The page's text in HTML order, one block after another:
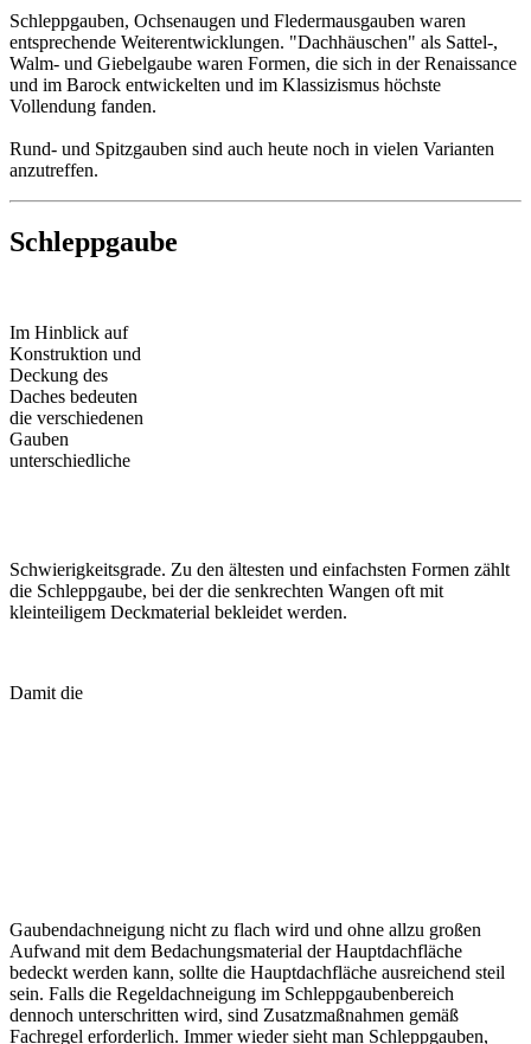
Schleppgauben, Ochsenaugen und Fledermausgauben waren
entsprechende Weiterentwicklungen. "Dachhäuschen" als Sattel-,
Walm- und Giebelgaube waren Formen, die sich in der Renaissance
und im Barock entwickelten und im Klassizismus höchste
Vollendung fanden.
Rund- und Spitzgauben sind auch heute noch in vielen Varianten
anzutreffen.
Schleppgaube
Im Hinblick auf
Konstruktion und
Deckung des
Daches bedeuten
die verschiedenen
Gauben
unterschiedliche
Schwierigkeitsgrade. Zu den ältesten und einfachsten Formen zählt
die Schleppgaube, bei der die senkrechten Wangen oft mit
kleinteiligem Deckmaterial bekleidet werden.
Damit die
Gaubendachneigung nicht zu flach wird und ohne allzu großen
Aufwand mit dem Bedachungsmaterial der Hauptdachfläche
bedeckt werden kann, sollte die Hauptdachfläche ausreichend steil
sein. Falls die Regeldachneigung im Schleppgaubenbereich
dennoch unterschritten wird, sind Zusatzmaßnahmen gemäß
Fachregel erforderlich. Immer wieder sieht man Schleppgauben,